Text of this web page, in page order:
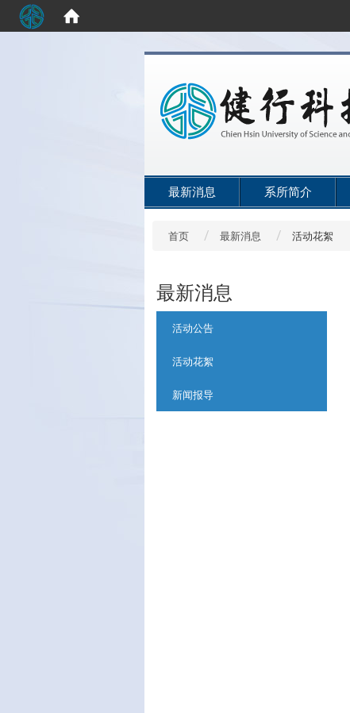
最新消息 系所简介
首页 最新消息 活动花絮
最新消息
活动公告
活动花絮
新闻报导